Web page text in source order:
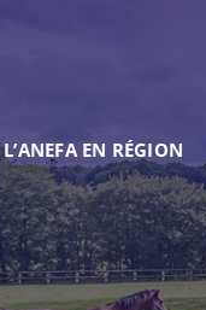
L’ANEFA EN RÉGION